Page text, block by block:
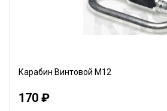
Карабин Винтовой М12
170 ₽